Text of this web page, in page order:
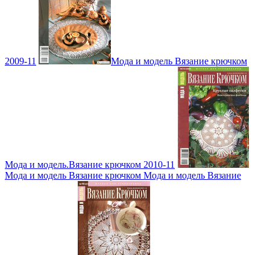
2009-11 Мода и модель Вязание крючком
Мода и модель.Вязание крючком 2010-11
Мода и модель Вязание крючком Мода и модель Вязание